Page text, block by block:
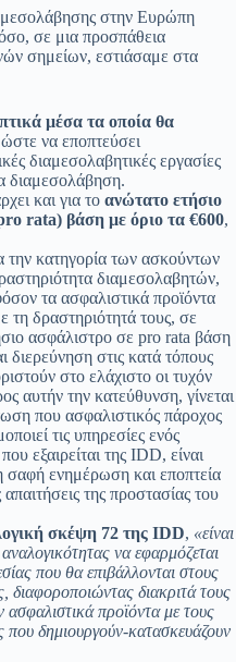
στην Ευρώπη
σε μια προσπάθεια
σημείων, εστιάσαμε στα
μέσα τα οποία θα
ώστε να εποπτεύσει
διαμεσολαβητικές εργασίες
διαμεσολάβηση.
και για το ανώτατο ετήσιο
rata) βάση με όριο τα €600,
την κατηγορία των ασκούντων
διαμεσολαβητών,
τα ασφαλιστικά προϊόντα
τη δραστηριότητά τους, σε
ασφάλιστρο σε pro rata βάση
διερεύνηση στις κατά τόπους
στο ελάχιστο οι τυχόν
αυτήν την κατεύθυνση, γίνεται
που ασφαλιστικός πάροχος
τις υπηρεσίες ενός
εξαιρείται της IDD, είναι
σαφή ενημέρωση και εποπτεία
της προστασίας του
σκέψη 72 της IDD, «είναι
να εφαρμόζεται
που θα επιβάλλονται στους
διαφοροποιώντας διακριτά τους
προϊόντα με τους
που δημιουργούν-κατασκευάζουν